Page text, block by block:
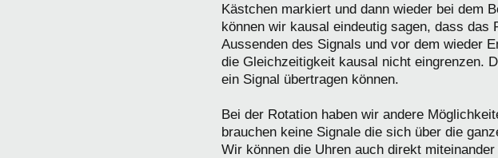
Kästchen markiert und dann wieder bei dem
können wir kausal eindeutig sagen, dass
Aussenden des Signals und vor dem wieder
die Gleichzeitigkeit kausal nicht eingrenzen.
ein Signal übertragen können.
Bei der Rotation haben wir andere
brauchen keine Signale die sich über die
Wir können die Uhren auch direkt